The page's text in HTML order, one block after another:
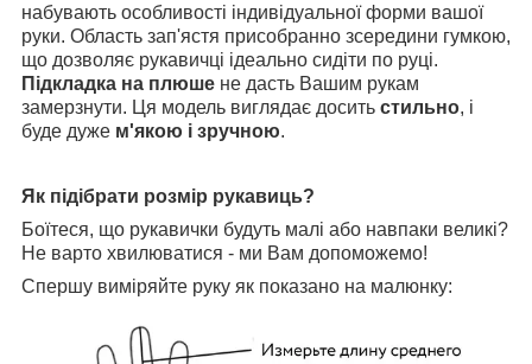
набувають особливості індивідуальної форми вашої
руки. Область зап'ястя присобранно зсередини гумкою,
що дозволяє рукавичці ідеально сидіти по руці.
Підкладка на плюше не дасть Вашим рукам
замерзнути. Ця модель виглядає досить стильно, і
буде дуже м'якою і зручною.
Як підібрати розмір рукавиць?
Боїтеся, що рукавички будуть малі або навпаки великі?
Не варто хвилюватися - ми Вам допоможемо!
Спершу виміряйте руку як показано на малюнку: